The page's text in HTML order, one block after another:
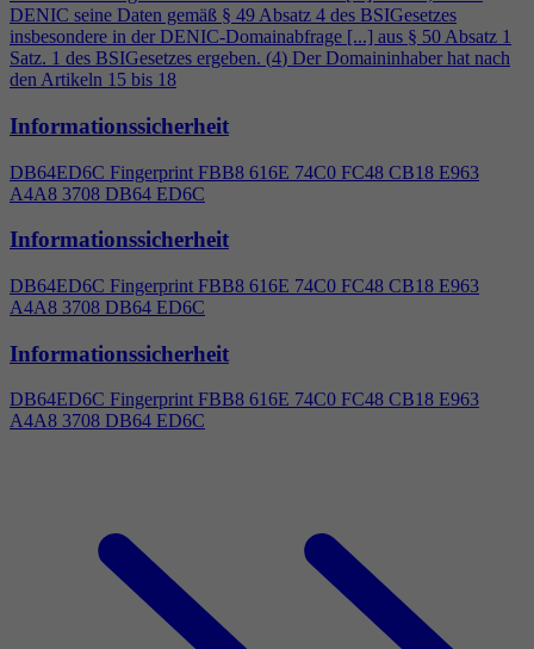
DENIC seine Daten gemäß § 49 Absatz 4 des BSIGesetzes
insbesondere in der DENIC-Domainabfrage [...] aus § 50 Absatz 1
Satz. 1 des BSIGesetzes ergeben. (4) Der Domaininhaber hat nach
den Artikeln 15 bis 18
Informationssicherheit
DB64ED6C Fingerprint FBB8 616E 74C0 FC48 CB18 E963
A4A8 3708 DB64 ED6C
Informationssicherheit
DB64ED6C Fingerprint FBB8 616E 74C0 FC48 CB18 E963
A4A8 3708 DB64 ED6C
Informationssicherheit
DB64ED6C Fingerprint FBB8 616E 74C0 FC48 CB18 E963
A4A8 3708 DB64 ED6C